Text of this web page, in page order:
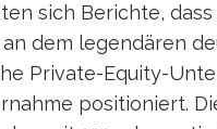
sich Berichte,
dem legendären
Private-Equity-
positioniert.